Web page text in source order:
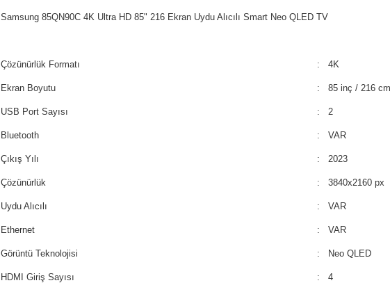
Samsung 85QN90C 4K Ultra HD 85" 216 Ekran Uydu Alıcılı Smart Neo QLED TV
Çözünürlük Formatı : 4K
Ekran Boyutu : 85 inç / 216
USB Port Sayısı : 2
Bluetooth : VAR
Çıkış Yılı : 2023
Çözünürlük : 3840x2160 px
Uydu Alıcılı : VAR
Ethernet : VAR
Görüntü Teknolojisi : Neo QLED
HDMI Giriş Sayısı : 4